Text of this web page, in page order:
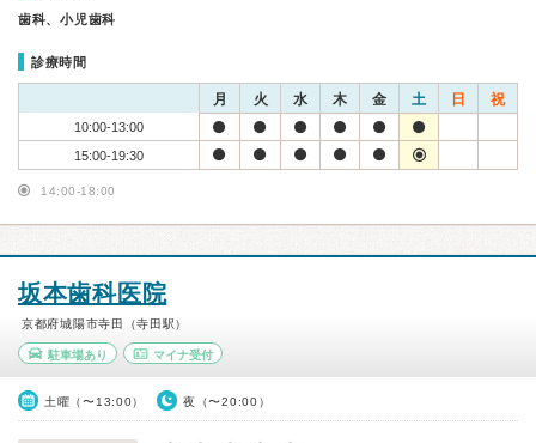
歯科、小児歯科
診療時間
月 火 水 木 金 土 日 祝
10:00-13:00
15:00-19:30
14:00-18:00
坂本歯科医院
京都府城陽市寺田（寺田駅）
駐車場あり マイナ受付
土曜（〜13:00） 夜（〜20:00）